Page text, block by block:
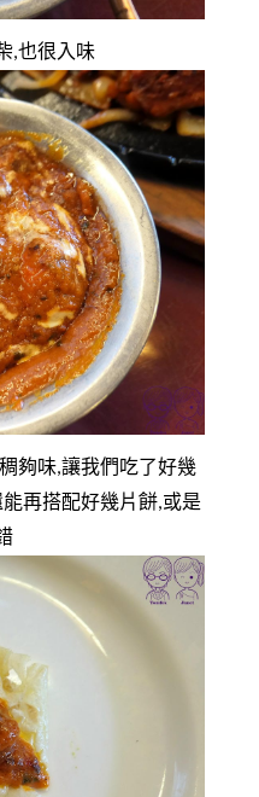
,也很入味
夠味,讓我們吃了好幾
再搭配好幾片餅,或是